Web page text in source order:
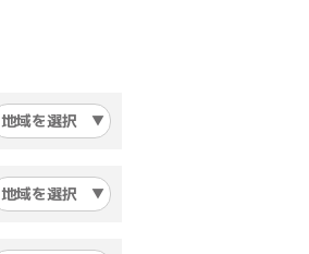
地域を選択
地域を選択